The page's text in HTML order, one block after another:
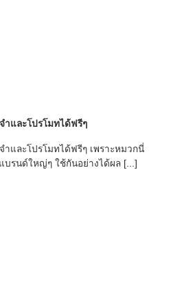
และโปรโมทได้ฟรีๆ
และโปรโมทได้ฟรีๆ เพราะหมวกนี่
รนด์ใหญ่ๆ ใช้กันอย่างได้ผล [...]